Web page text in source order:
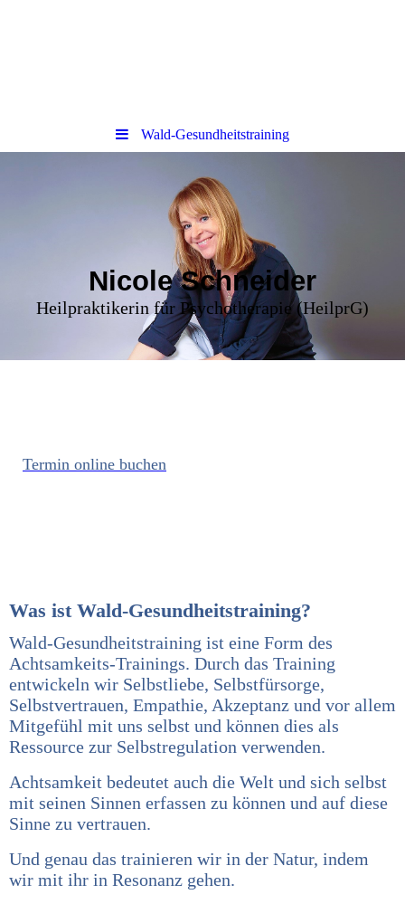
Wald-Gesundheitstraining
Nicole Schneider
Heilpraktikerin für Psychotherapie (HeilprG)
Termin online buchen
Was ist Wald-Gesundheitstraining?
Wald-Gesundheitstraining ist eine Form des
Achtsamkeits-Trainings. Durch das Training
entwickeln wir Selbstliebe, Selbstfürsorge,
Selbstvertrauen, Empathie, Akzeptanz und vor allem
Mitgefühl mit uns selbst und können dies als
Ressource zur Selbstregulation verwenden.
Achtsamkeit bedeutet auch die Welt und sich selbst
mit seinen Sinnen erfassen zu können und auf diese
Sinne zu vertrauen.
Und genau das trainieren wir in der Natur, indem
wir mit ihr in Resonanz gehen.